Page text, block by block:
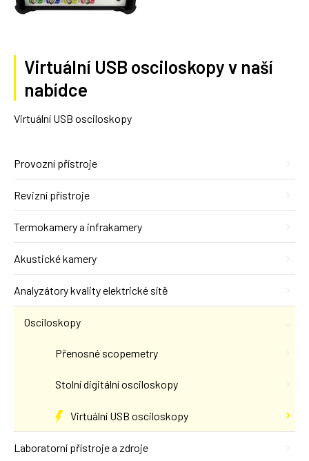
Provozní přístroje
Revizní přístroje
Termokamery a infrakamery
Akustické kamery
Analyzátory kvality elektrické sítě
Osciloskopy
Přenosné scopemetry
Stolní digitální osciloskopy
Virtuální USB osciloskopy
Laboratorní přístroje a zdroje
Virtuální USB osciloskopy v naší
nabídce
Virtuální USB osciloskopy